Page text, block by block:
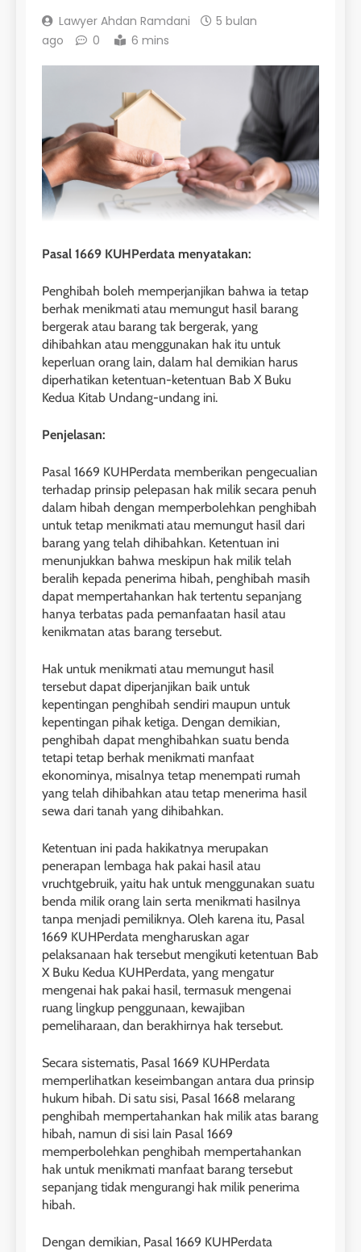
Lawyer Ahdan Ramdani
5 bulan
ago
0 6 mins
Pasal 1669 KUHPerdata menyatakan:
Penghibah boleh memperjanjikan bahwa ia tetap
berhak menikmati atau memungut hasil barang
bergerak atau barang tak bergerak, yang
dihibahkan atau menggunakan hak itu untuk
keperluan orang lain, dalam hal demikian harus
diperhatikan ketentuan-ketentuan Bab X Buku
Kedua Kitab Undang-undang ini.
Penjelasan:
Pasal 1669 KUHPerdata memberikan pengecualian
terhadap prinsip pelepasan hak milik secara penuh
dalam hibah dengan memperbolehkan penghibah
untuk tetap menikmati atau memungut hasil dari
barang yang telah dihibahkan. Ketentuan ini
menunjukkan bahwa meskipun hak milik telah
beralih kepada penerima hibah, penghibah masih
dapat mempertahankan hak tertentu sepanjang
hanya terbatas pada pemanfaatan hasil atau
kenikmatan atas barang tersebut.
Hak untuk menikmati atau memungut hasil
tersebut dapat diperjanjikan baik untuk
kepentingan penghibah sendiri maupun untuk
kepentingan pihak ketiga. Dengan demikian,
penghibah dapat menghibahkan suatu benda
tetapi tetap berhak menikmati manfaat
ekonominya, misalnya tetap menempati rumah
yang telah dihibahkan atau tetap menerima hasil
sewa dari tanah yang dihibahkan.
Ketentuan ini pada hakikatnya merupakan
penerapan lembaga hak pakai hasil atau
vruchtgebruik, yaitu hak untuk menggunakan suatu
benda milik orang lain serta menikmati hasilnya
tanpa menjadi pemiliknya. Oleh karena itu, Pasal
1669 KUHPerdata mengharuskan agar
pelaksanaan hak tersebut mengikuti ketentuan Bab
X Buku Kedua KUHPerdata, yang mengatur
mengenai hak pakai hasil, termasuk mengenai
ruang lingkup penggunaan, kewajiban
pemeliharaan, dan berakhirnya hak tersebut.
Secara sistematis, Pasal 1669 KUHPerdata
memperlihatkan keseimbangan antara dua prinsip
hukum hibah. Di satu sisi, Pasal 1668 melarang
penghibah mempertahankan hak milik atas barang
hibah, namun di sisi lain Pasal 1669
memperbolehkan penghibah mempertahankan
hak untuk menikmati manfaat barang tersebut
sepanjang tidak mengurangi hak milik penerima
hibah.
Dengan demikian, Pasal 1669 KUHPerdata